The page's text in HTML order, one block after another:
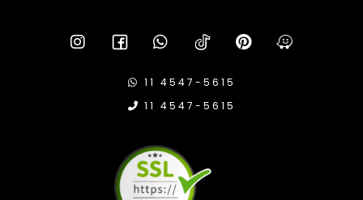
11 4547-5615
11 4547-5615